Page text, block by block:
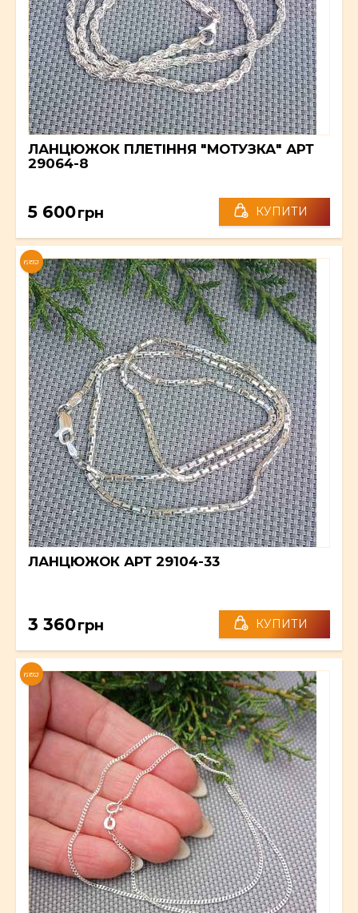
ЛАНЦЮЖОК ПЛЕТІННЯ "МОТУЗКА" АРТ
29064-8
5 600грн КУПИТИ
NEW
ЛАНЦЮЖОК АРТ 29104-33
3 360грн КУПИТИ
NEW